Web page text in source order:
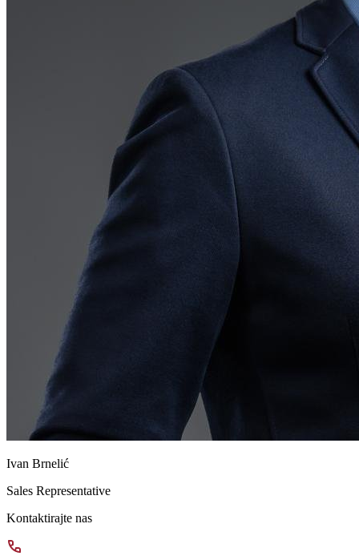
Ivan Brnelić
Sales Representative
Kontaktirajte nas